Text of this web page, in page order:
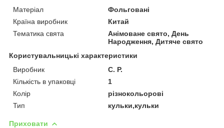
Матеріал
Фольговані
Країна виробник
Китай
Тематика свята
Анімоване свято, День
Народження, Дитяче свято
Користувальницькі характеристики
Виробник
С. Р.
Кількість в упаковці
1
Колір
різнокольорові
Тип
кульки,кульки
Приховати